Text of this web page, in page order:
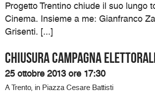
Progetto Trentino chiude il suo lungo
Cinema. Insieme a me: Gianfranco
Grisenti. [...]
Chiusura campagna
25 ottobre 2013 ore 17:30
A Trento, in Piazza Cesare Battisti